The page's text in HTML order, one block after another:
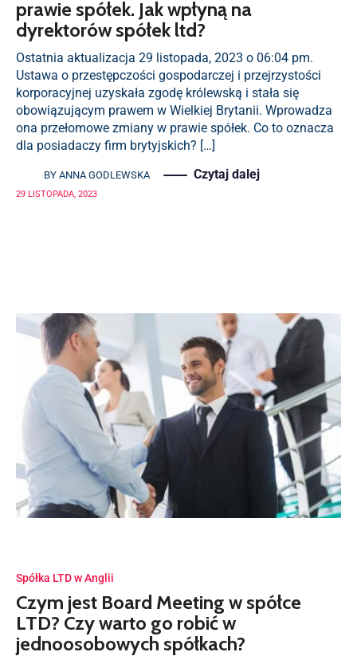
prawie spółek. Jak wpłyną na
dyrektorów spółek ltd?
Ostatnia aktualizacja 29 listopada, 2023 o 06:04 pm.
Ustawa o przestępczości gospodarczej i przejrzystości
korporacyjnej uzyskała zgodę królewską i stała się
obowiązującym prawem w Wielkiej Brytanii. Wprowadza
ona przełomowe zmiany w prawie spółek. Co to oznacza
dla posiadaczy firm brytyjskich? […]
BY ANNA GODLEWSKA Czytaj dalej
29 LISTOPADA, 2023
Spółka LTD w Anglii
Czym jest Board Meeting w spółce
LTD? Czy warto go robić w
jednoosobowych spółkach?